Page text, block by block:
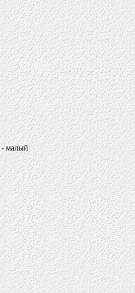
- малый